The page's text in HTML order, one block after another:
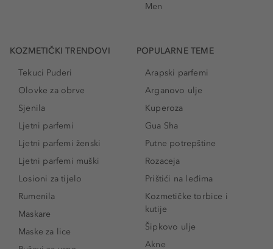
Men
KOZMETIČKI TRENDOVI
Tekuci Puderi
Olovke za obrve
Sjenila
Ljetni parfemi
Ljetni parfemi ženski
Ljetni parfemi muški
Losioni za tijelo
Rumenila
Maskare
Maske za lice
POPULARNE TEME
Arapski parfemi
Arganovo ulje
Kuperoza
Gua Sha
Putne potrepštine
Rozaceja
Prištići na leđima
Kozmetičke torbice i
kutije
Šipkovo ulje
Akne